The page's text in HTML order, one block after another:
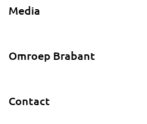
Media
Omroep Brabant
Contact